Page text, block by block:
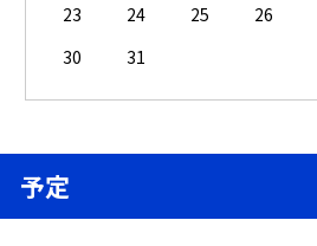
23
24 25 26
30
31
予定